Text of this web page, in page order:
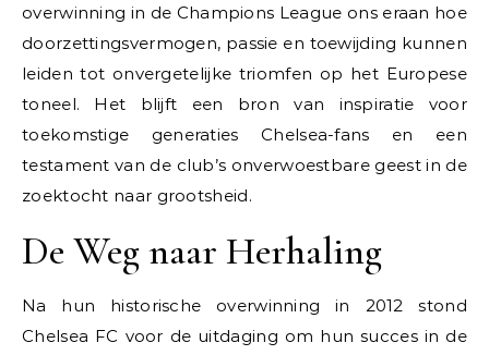
overwinning in de Champions League ons eraan hoe
doorzettingsvermogen, passie en toewijding kunnen
leiden tot onvergetelijke triomfen op het Europese
toneel. Het blijft een bron van inspiratie voor
toekomstige generaties Chelsea-fans en een
testament van de club’s onverwoestbare geest in de
zoektocht naar grootsheid.
De Weg naar Herhaling
Na hun historische overwinning in 2012 stond
Chelsea FC voor de uitdaging om hun succes in de